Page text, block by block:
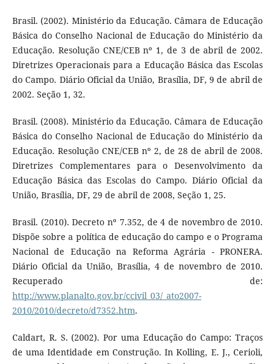
Brasil. (2002). Ministério da Educação. Câmara de Educação
Básica do Conselho Nacional de Educação do Ministério da
Educação. Resolução CNE/CEB nº 1, de 3 de abril de 2002.
Diretrizes Operacionais para a Educação Básica das Escolas
do Campo. Diário Oficial da União, Brasília, DF, 9 de abril de
2002. Seção 1, 32.
Brasil. (2008). Ministério da Educação. Câmara de Educação
Básica do Conselho Nacional de Educação do Ministério da
Educação. Resolução CNE/CEB nº 2, de 28 de abril de 2008.
Diretrizes Complementares para o Desenvolvimento da
Educação Básica das Escolas do Campo. Diário Oficial da
União, Brasília, DF, 29 de abril de 2008, Seção 1, 25.
Brasil. (2010). Decreto nº 7.352, de 4 de novembro de 2010.
Dispõe sobre a política de educação do campo e o Programa
Nacional de Educação na Reforma Agrária - PRONERA.
Diário Oficial da União, Brasília, 4 de novembro de 2010.
Recuperado de:
http://www.planalto.gov.br/ccivil_03/_ato2007-
2010/2010/decreto/d7352.htm.
Caldart, R. S. (2002). Por uma Educação do Campo: Traços
de uma Identidade em Construção. In Kolling, E. J., Cerioli,